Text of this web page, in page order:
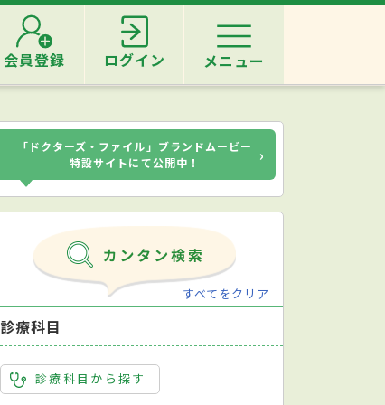
会員登録 ログイン メニュー
「ドクターズ・ファイル」ブランドムービー
特設サイトにて公開中！
›
すべてをクリア
診療科目
診療科目から探す